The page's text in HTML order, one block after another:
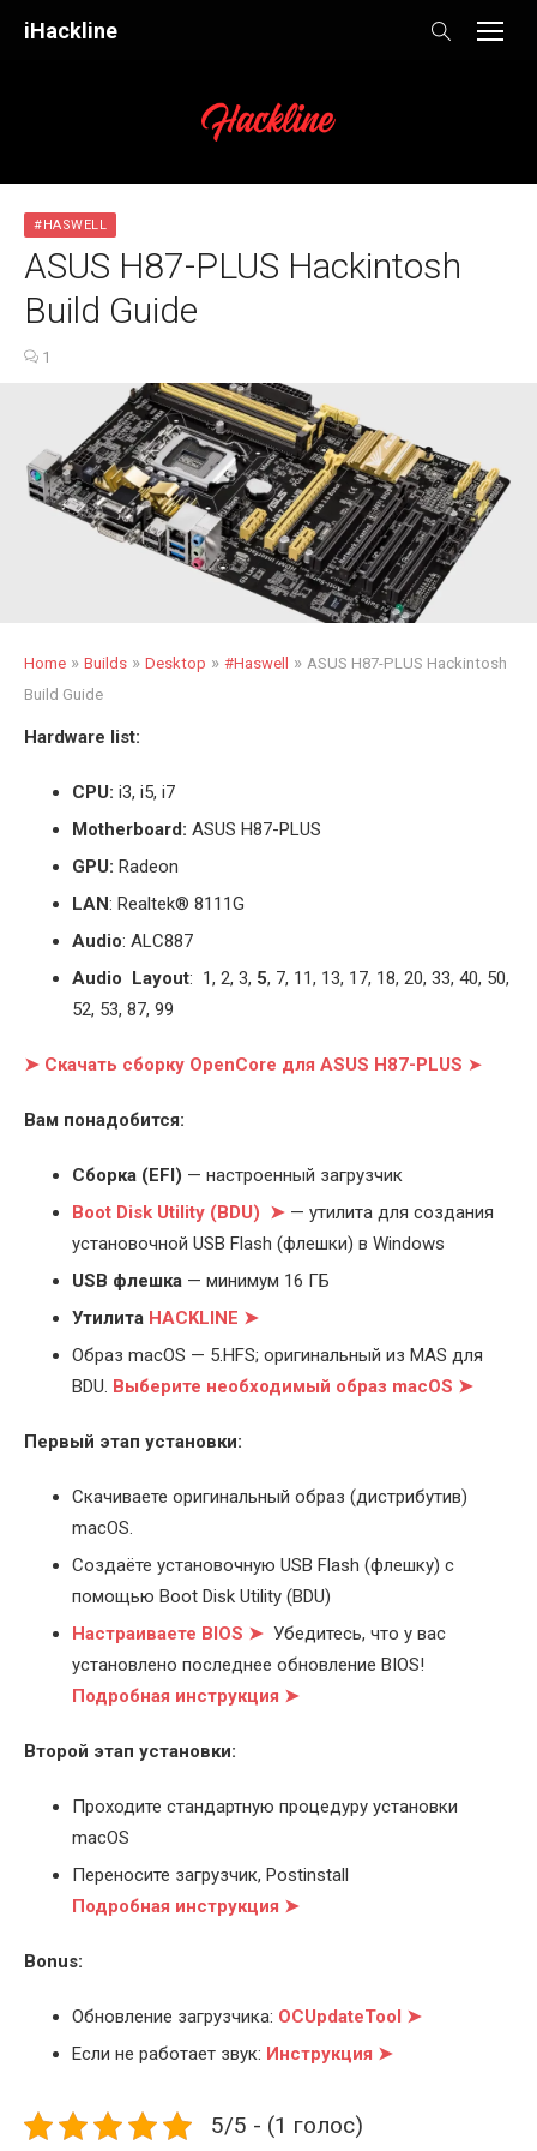
iHackline
#HASWELL
ASUS H87-PLUS Hackintosh
Build Guide
1
Home » Builds » Desktop » #Haswell » ASUS H87-PLUS Hackintosh
Build Guide
Hardware list:
CPU: i3, i5, i7
Motherboard: ASUS H87-PLUS
GPU: Radeon
LAN: Realtek® 8111G
Audio: ALC887
Audio Layout: 1, 2, 3, 5, 7, 11, 13, 17, 18, 20, 33, 40, 50,
52, 53, 87, 99
➤ Скачать сборку OpenCore для ASUS H87-PLUS ➤
Вам понадобится:
Cборка (EFI) — настроенный загрузчик
Boot Disk Utility (BDU) ➤ — утилита для создания
установочной USB Flash (флешки) в Windows
USB флешка — минимум 16 ГБ
Утилита HACKLINE ➤
Образ macOS — 5.HFS; оригинальный из MAS для
BDU. Выберите необходимый образ macOS ➤
Первый этап установки:
Скачиваете оригинальный образ (дистрибутив)
macOS.
Создаёте установочную USB Flash (флешку) с
помощью Boot Disk Utility (BDU)
Настраиваете BIOS ➤ Убедитесь, что у вас
установлено последнее обновление BIOS!
Подробная инструкция ➤
Второй этап установки:
Проходите стандартную процедуру установки
macOS
Переносите загрузчик, Postinstall
Подробная инструкция ➤
Bonus:
Обновление загрузчика: OCUpdateTool ➤
Если не работает звук: Инструкция ➤
5/5 - (1 голос)